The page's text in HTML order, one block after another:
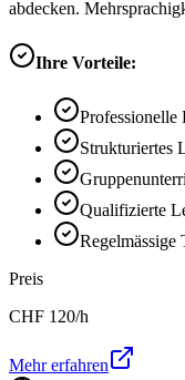
abdecken.
Ihre Vorteile:
Professionelle
Strukturiertes
Qualifizierte
Regelmässige
Preis
CHF 120/h
Mehr erfahren